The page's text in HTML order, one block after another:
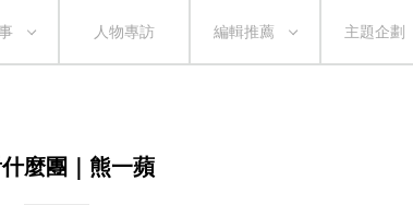
人物專訪 編輯推薦 主題企劃
麼團｜熊一蘋